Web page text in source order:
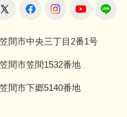
間市役所
X FacebookInstagram
間市中央三丁目2番1号
間市笠間1532番地
間市下郷5140番地